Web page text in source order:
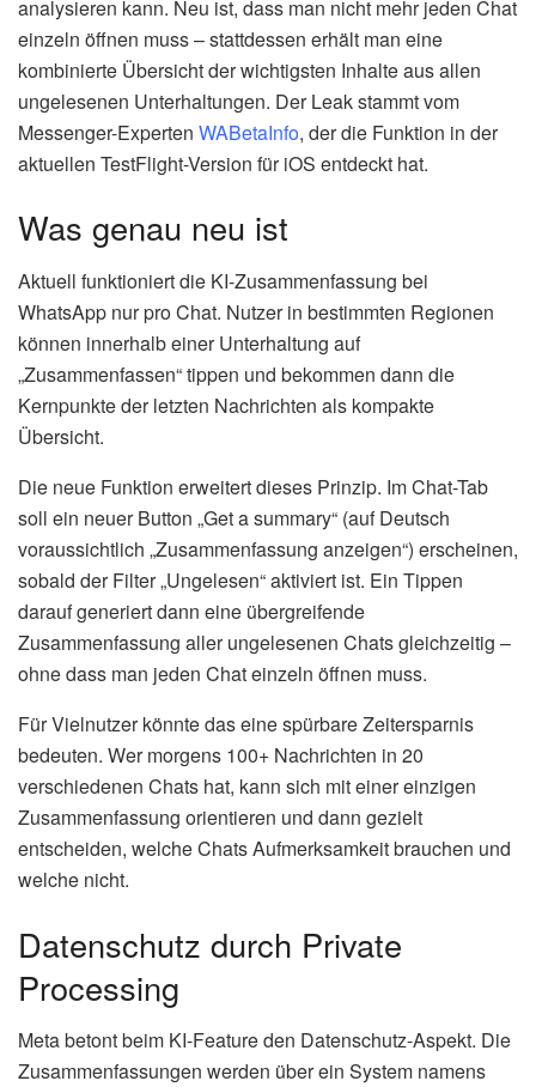
analysieren kann. Neu ist, dass man nicht mehr jeden Chat
einzeln öffnen muss – stattdessen erhält man eine
kombinierte Übersicht der wichtigsten Inhalte aus allen
ungelesenen Unterhaltungen. Der Leak stammt vom
Messenger-Experten WABetaInfo, der die Funktion in der
aktuellen TestFlight-Version für iOS entdeckt hat.
Was genau neu ist
Aktuell funktioniert die KI-Zusammenfassung bei
WhatsApp nur pro Chat. Nutzer in bestimmten Regionen
können innerhalb einer Unterhaltung auf
„Zusammenfassen“ tippen und bekommen dann die
Kernpunkte der letzten Nachrichten als kompakte
Übersicht.
Die neue Funktion erweitert dieses Prinzip. Im Chat-Tab
soll ein neuer Button „Get a summary“ (auf Deutsch
voraussichtlich „Zusammenfassung anzeigen“) erscheinen,
sobald der Filter „Ungelesen“ aktiviert ist. Ein Tippen
darauf generiert dann eine übergreifende
Zusammenfassung aller ungelesenen Chats gleichzeitig –
ohne dass man jeden Chat einzeln öffnen muss.
Für Vielnutzer könnte das eine spürbare Zeitersparnis
bedeuten. Wer morgens 100+ Nachrichten in 20
verschiedenen Chats hat, kann sich mit einer einzigen
Zusammenfassung orientieren und dann gezielt
entscheiden, welche Chats Aufmerksamkeit brauchen und
welche nicht.
Datenschutz durch Private
Processing
Meta betont beim KI-Feature den Datenschutz-Aspekt. Die
Zusammenfassungen werden über ein System namens